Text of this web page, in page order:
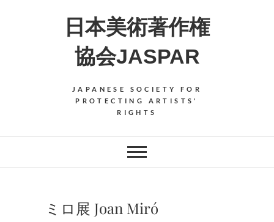
日本美術著作権
協会JASPAR
JAPANESE SOCIETY FOR
PROTECTING ARTISTS'
RIGHTS
ミロ展 Joan Miró